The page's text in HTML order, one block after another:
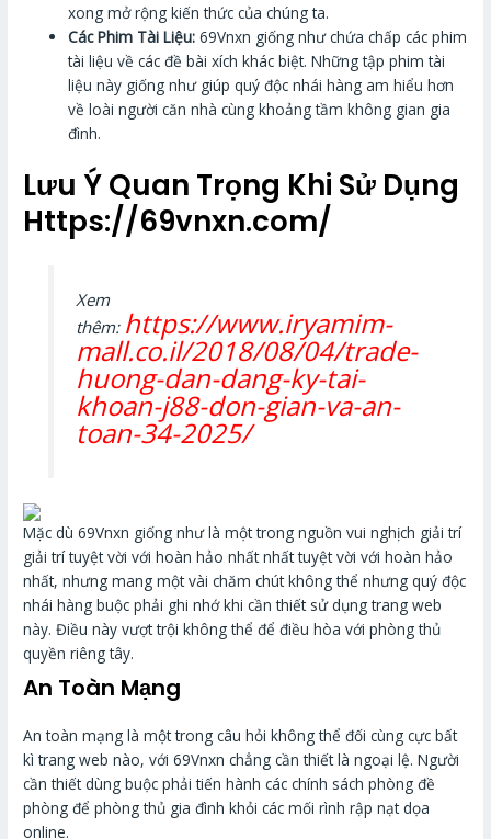
xong mở rộng kiến thức của chúng ta.
Các Phim Tài Liệu: 69Vnxn giống như chứa chấp các phim
tài liệu về các đề bài xích khác biệt. Những tập phim tài
liệu này giống như giúp quý độc nhái hàng am hiểu hơn
về loài người căn nhà cùng khoảng tầm không gian gia
đình.
Lưu Ý Quan Trọng Khi Sử Dụng
Https://69vnxn.com/
Xem
thêm: https://www.iryamim-
mall.co.il/2018/08/04/trade-
huong-dan-dang-ky-tai-
khoan-j88-don-gian-va-an-
toan-34-2025/
Mặc dù 69Vnxn giống như là một trong nguồn vui nghịch giải trí
giải trí tuyệt vời với hoàn hảo nhất nhất tuyệt vời với hoàn hảo
nhất, nhưng mang một vài chăm chút không thể nhưng quý độc
nhái hàng buộc phải ghi nhớ khi cần thiết sử dụng trang web
này. Điều này vượt trội không thể để điều hòa với phòng thủ
quyền riêng tây.
An Toàn Mạng
An toàn mạng là một trong câu hỏi không thể đối cùng cực bất
kì trang web nào, với 69Vnxn chẳng cần thiết là ngoại lệ. Người
cần thiết dùng buộc phải tiến hành các chính sách phòng đề
phòng để phòng thủ gia đình khỏi các mối rình rập nạt dọa
online.